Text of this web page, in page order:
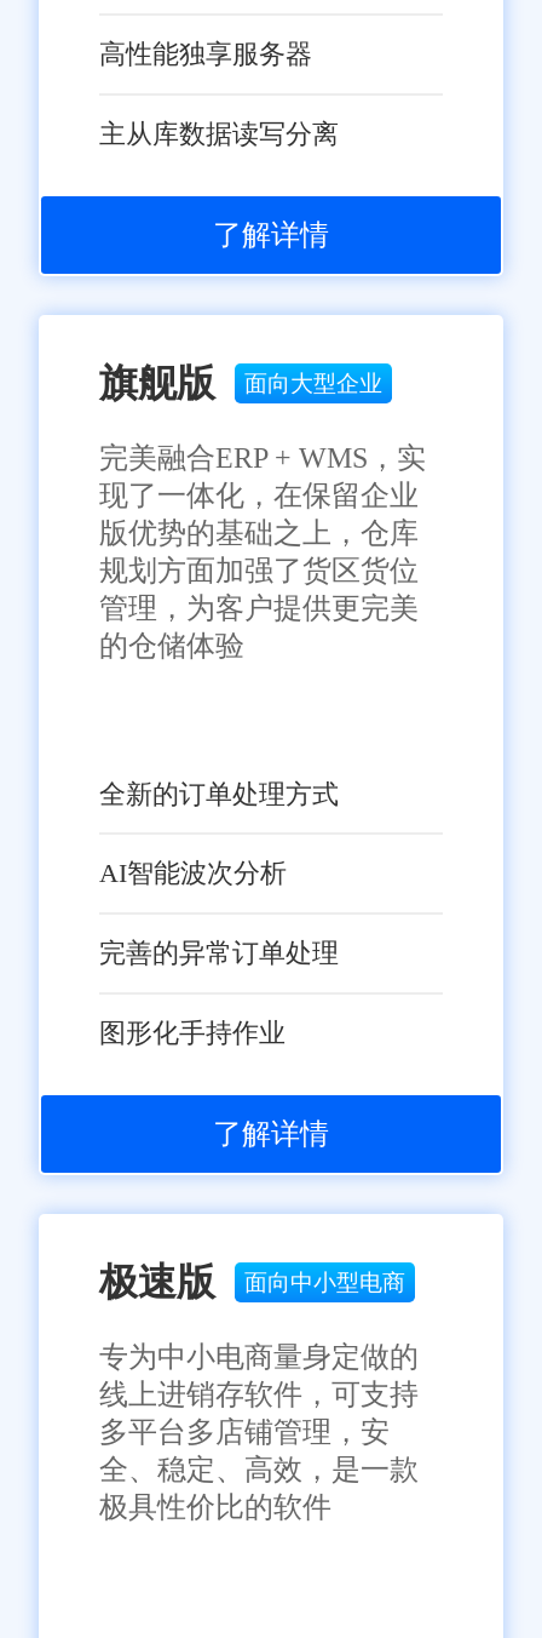
筹”，人力成本降低 67%;成本层
与溯源信任度的提升，让企业综
某跨境企业年节省售后与物流成
用云架构，可支持单日百万级订
单打单，在农产品产销旺季与电
商大促期间仍保持稳定运行，无
卡顿或数据丢失情况，账实相符
综合来看，太原电商打单软
件评测排行的核心是 “贴合特色
产业、适配多物流网络、支撑跨
境拓展”，旺店通全面满足这些要
求，凭借对本地需求的深度适
配，稳居评测排行前列。对太原
入一款打单工具，更是为特色产
高效履约的数字化底座，助力在
中部电商竞争中占据优势。
免责声明：本网站尽可能确保发布信息的准确性与可靠性，但不能
保证其完全无误，请您在阅读本网站内容时自行判断真实性，本网
站对于您因信赖该信息引起的损失概不负责。本网站发布的部分内
容，包括但不限于文字、图片、标识、广告、商标、域名等，除特
别标明外，均来源于网络，知识产权归原作者或原出处所有。任何
单位或个人认为本网站中的网页或链接内容可能存在不实内容或涉
嫌侵犯知识产权时，请及时与我们联系，并提供身份证明、权属证
明及详细不实或侵权情况证明，我们将尽快处理。
高性能独享服务器
主从库数据读写分离
了解详情
旗舰版 面向大型企业
完美融合ERP + WMS，实
现了一体化，在保留企业
版优势的基础之上，仓库
规划方面加强了货区货位
管理，为客户提供更完美
的仓储体验
全新的订单处理方式
AI智能波次分析
完善的异常订单处理
图形化手持作业
了解详情
极速版 面向中小型电商
专为中小电商量身定做的
线上进销存软件，可支持
多平台多店铺管理，安
全、稳定、高效，是一款
极具性价比的软件